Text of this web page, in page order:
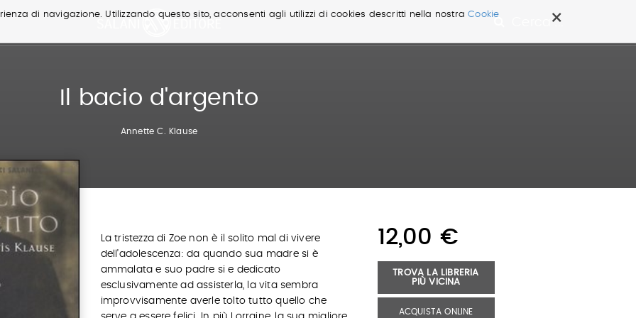
×
di navigazione. Utilizzando questo sito, acconsenti agli utilizzi di cookies descritti nella nostraCookie
Cerca ...
Il bacio d'argento
Annette C. Klause
La tristezza di Zoe non è il solito mal di vivere
dell'adolescenza: da quando sua madre si è
ammalata e suo padre si e dedicato
esclusivamente ad assisterla, la vita sembra
improvvisamente averle tolto tutto quello che
12,00 €
TROVA LA LIBRERIA
PIÙ VICINA
ACQUISTA ONLINE